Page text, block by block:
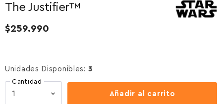
The Justifier™
$259.990
Unidades Disponibles:3
Cantidad
Añadir al carrito